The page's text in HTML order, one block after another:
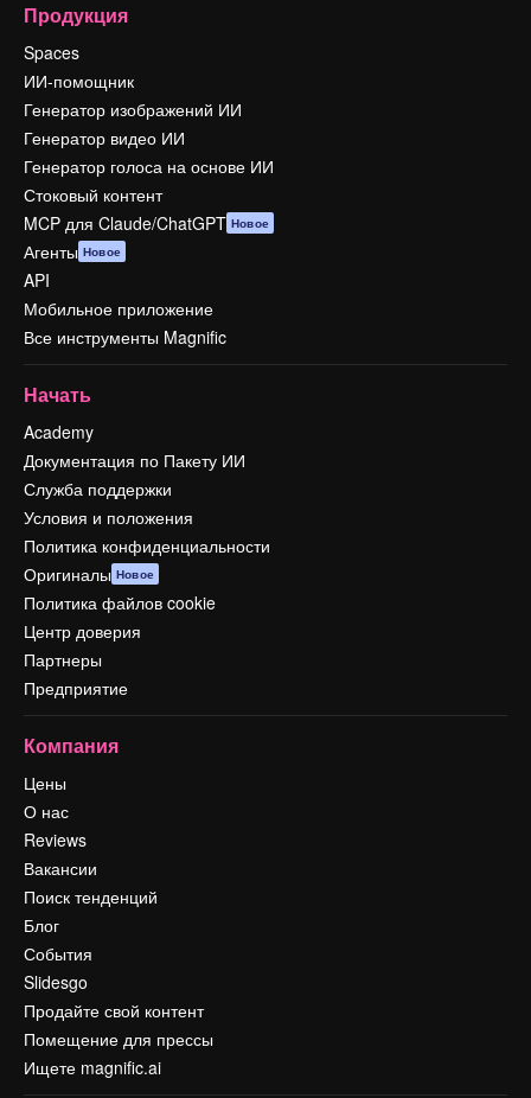
Продукция
Spaces
ИИ-помощник
Генератор изображений ИИ
Генератор видео ИИ
Генератор голоса на основе ИИ
Стоковый контент
MCP для Claude/ChatGPT Новое
Агенты Новое
API
Мобильное приложение
Все инструменты Magnific
Начать
Academy
Документация по Пакету ИИ
Служба поддержки
Условия и положения
Политика конфиденциальности
Оригиналы Новое
Политика файлов cookie
Центр доверия
Партнеры
Предприятие
Компания
Цены
О нас
Reviews
Вакансии
Поиск тенденций
Блог
События
Slidesgo
Продайте свой контент
Помещение для прессы
Ищете magnific.ai